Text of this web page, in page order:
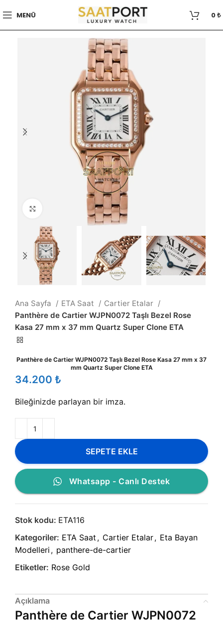
MENÜ 0₺
Büyütmek için tıklayın
Ana Sayfa ETA Saat
Cartier Etalar
Panthère de Cartier WJPN0072 Taşlı Bezel Rose
Kasa 27 mm x 37 mm Quartz Super Clone ETA
Panthère de Cartier WJPN0072 Taşlı Bezel Rose Kasa 27 mm x 37
mm Quartz Super Clone ETA
₺
Bileğinizde parlayan bir imza.
SEPETE EKLE
Whatsapp - Canlı Destek
Stok kodu: ETA116
Kategoriler: ETA Saat , Cartier Etalar, Eta Bayan
Modelleri , panthere-de-cartier
Etiketler: Rose Gold
Açıklama
Panthère de Cartier WJPN0072